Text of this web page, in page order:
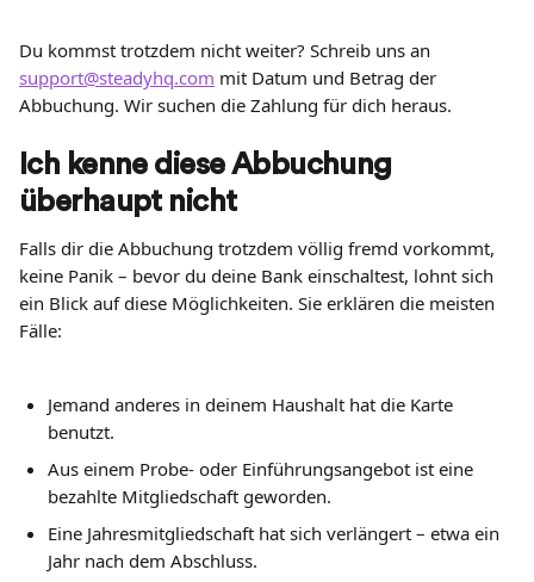
Du kommst trotzdem nicht weiter? Schreib uns an
support@steadyhq.com mit Datum und Betrag der
Abbuchung. Wir suchen die Zahlung für dich heraus.
Ich kenne diese Abbuchung
überhaupt nicht
Falls dir die Abbuchung trotzdem völlig fremd vorkommt,
keine Panik – bevor du deine Bank einschaltest, lohnt sich
ein Blick auf diese Möglichkeiten. Sie erklären die meisten
Fälle:
Jemand anderes in deinem Haushalt hat die Karte
benutzt.
Aus einem Probe- oder Einführungsangebot ist eine
bezahlte Mitgliedschaft geworden.
Eine Jahresmitgliedschaft hat sich verlängert – etwa ein
Jahr nach dem Abschluss.